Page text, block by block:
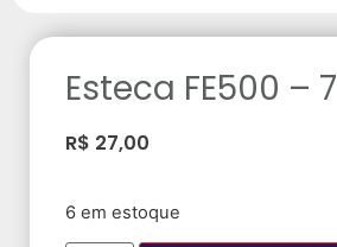
Esteca FE500 – 7
R$ 27,00
6 em estoque